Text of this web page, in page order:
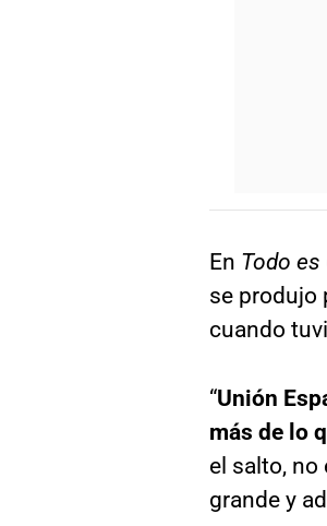
En Todo es
se produjo
cuando
“Unión
más de lo
el salto, no
grande y